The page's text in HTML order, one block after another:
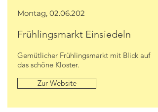
Montag, 02.06.202
Frühlingsmarkt Einsiedeln
Gemütlicher Frühlingsmarkt mit Blick auf
das schöne Kloster.
Zur Website